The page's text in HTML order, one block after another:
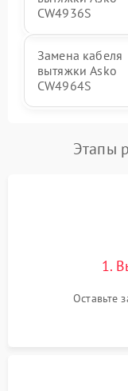
CW4936S
Замена кабеля
вытяжки Asko
CW4964S
Этапы
1.
Оставьте